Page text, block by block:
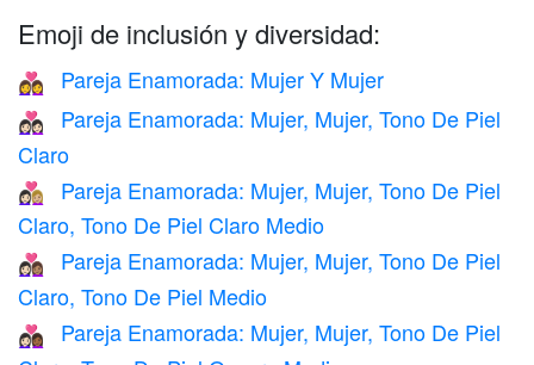
Emoji de inclusión y diversidad:
👩‍❤️‍👩 Pareja Enamorada: Mujer Y Mujer
👩🏻‍❤️‍👩🏻
Pareja Enamorada: Mujer, Mujer, Tono De Piel
Claro
👩🏻‍❤️‍👩🏼
Pareja Enamorada: Mujer, Mujer, Tono De Piel
Claro, Tono De Piel Claro Medio
👩🏻‍❤️‍👩🏽
Pareja Enamorada: Mujer, Mujer, Tono De Piel
Claro, Tono De Piel Medio
👩🏻‍❤️‍👩🏾
Pareja Enamorada: Mujer, Mujer, Tono De Piel